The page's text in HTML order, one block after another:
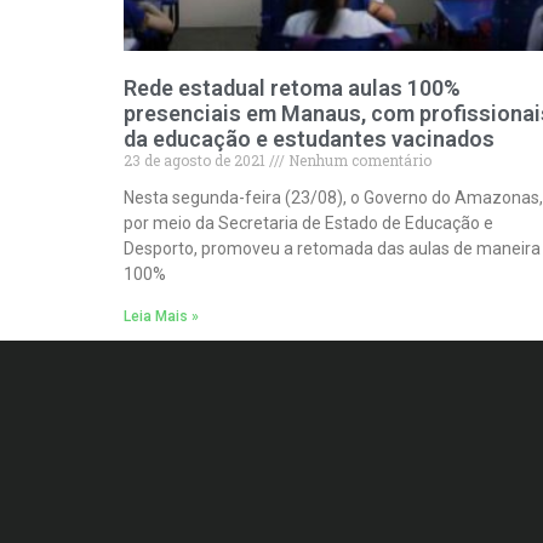
Rede estadual retoma aulas 100%
presenciais em Manaus, com
da educação e estudantes vacinados
23 de agosto de 2021
Nenhum comentário
Nesta segunda-feira (23/08), o Governo do Amazonas,
por meio da Secretaria de Estado de Educação e
Desporto, promoveu a retomada das aulas de maneira
100%
Leia Mais »